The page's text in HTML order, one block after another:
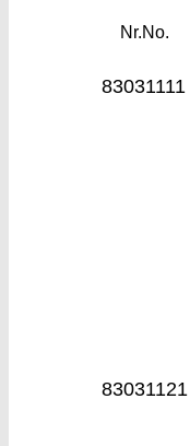
Nr.No.
83031111
83031121